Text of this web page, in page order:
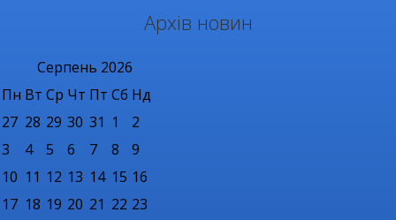
Архів новин
Серпень 2026
Пн Вт Ср Чт Пт Сб Нд
27 28 29 30 31 1
2
3
4 5 6 7 8
9
10 11 12 13 14 15 16
17 18 19 20 21 22 23